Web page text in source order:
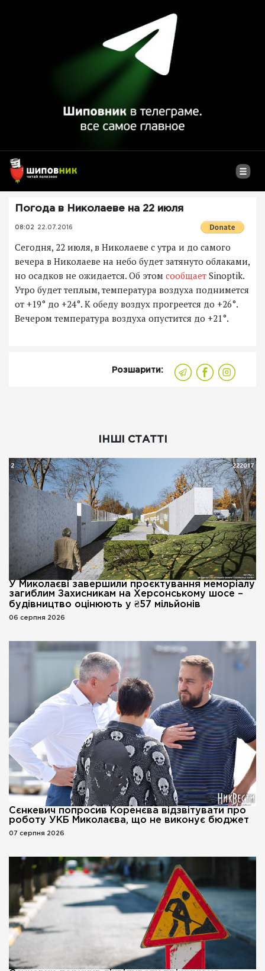
Погода в Николаеве на 22 июля
08:02 22.07.2016
Сегодня, 22 июля, в Николаеве с утра и до самого
вечера в Николаеве на небо будет затянуто облаками,
но осадков не ожидается. Об этом сообщает Sinoptik.
Утро будет теплым, температура воздуха поднимется
от +19° до +24°. К обеду воздух прогреется до +26°.
Вечером температура воздуха опустится до +21°.
Розшарити:
ІНШІ СТАТТІ
У Миколаєві завершили проєктування меморіалу
загиблим Захисникам на Херсонському шосе –
будівництво оцінюють у ₴57 мільйонів
06 серпня 2026
Сєнкевич попросив Коренєва відзвітувати про
роботу УКБ Миколаєва, що не виконує бюджет
07 серпня 2026